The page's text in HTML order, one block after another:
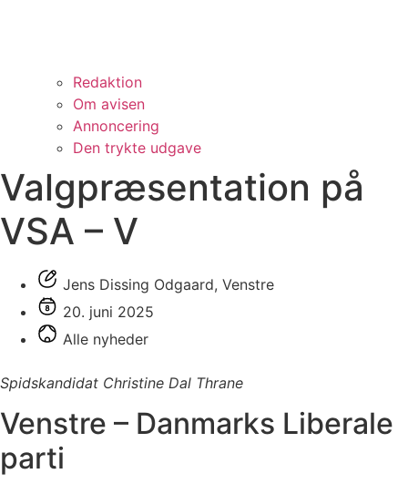
Redaktion
Om avisen
Annoncering
Den trykte udgave
Valgpræsentation på
VSA – V
Jens Dissing Odgaard, Venstre
20. juni 2025
Alle nyheder
Spidskandidat Christine Dal Thrane
Venstre – Danmarks Liberale
parti